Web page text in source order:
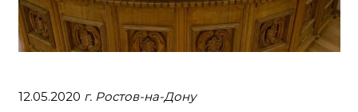
12.05.2020 г. Ростов-на-Дону